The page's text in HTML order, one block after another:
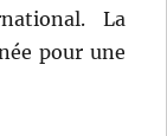
La
pour une